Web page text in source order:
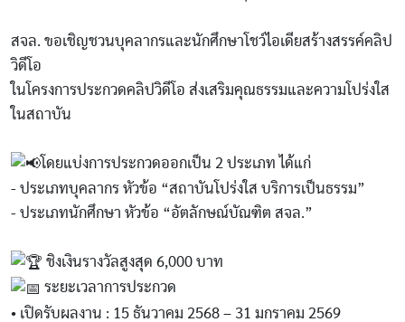
สจล. ขอเชิญชวนบุคลากรและนักศึกษาโชว์ไอเดียสร้างสรรค์คลิป
วิดีโอ
ในโครงการประกวดคลิปวิดีโอ ส่งเสริมคุณธรรมและความโปร่งใส
ในสถาบัน
โดยแบ่งการประกวดออกเป็น 2 ประเภท ได้แก่
- ประเภทบุคลากร หัวข้อ “สถาบันโปร่งใส บริการเป็นธรรม”
- ประเภทนักศึกษา หัวข้อ “อัตลักษณ์บัณฑิต สจล.”
ชิงเงินรางวัลสูงสุด 6,000 บาท
ระยะเวลาการประกวด
• เปิดรับผลงาน : 15 ธันวาคม 2568 – 31 มกราคม 2569